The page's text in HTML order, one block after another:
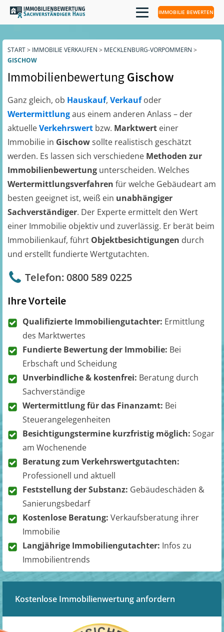
IMMOBILIE BEWERTEN
START> IMMOBILIE VERKAUFEN > MECKLENBURG-VORPOMMERN >
GISCHOW
ImmobilienbewertungGischow
Ganz gleich, ob Hauskauf, Verkaufoder
Wertermittlungaus einem anderen Anlass – der
aktuelleVerkehrswert bzw. Marktwert einer
Immobilie in Gischowsollte realistisch geschätzt
werden. Es lassen sich verschiedene Methoden zur
Immobilienbewertung unterscheiden. Welches
Wertermittlungsverfahren für welche Gebäudeart am
besten geeignet ist, weiß ein unabhängiger
Sachverständiger. Der Experte ermittelt den Wert
einer Immobilie objektiv und zuverlässig. Er berät beim
Immobilienkauf, führt Objektbesichtigungen durch
und erstellt fundierte Wertgutachten.
Telefon: 0800 589 0225
Ihre Vorteile
Qualifizierte Immobiliengutachter: Ermittlung
des Marktwertes
Fundierte Bewertung der Immobilie: Bei
Erbschaft und Scheidung
Unverbindliche & kostenfrei: Beratung durch
Sachverständige
Wertermittlung für das Finanzamt: Bei
Steuerangelegenheiten
Besichtigungstermine kurzfristig möglich: Sogar
am Wochenende
Beratung zum Verkehrswertgutachten:
Professionell und aktuell
Feststellung der Substanz: Gebäudeschäden &
Sanierungsbedarf
Kostenlose Beratung: Verkaufsberatung ihrer
Immobilie
Langjährige Immobiliengutachter: Infos zu
Immobilientrends
Kostenlose Immobilienwertung anfordern